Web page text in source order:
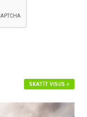
SKATĪT VISUS